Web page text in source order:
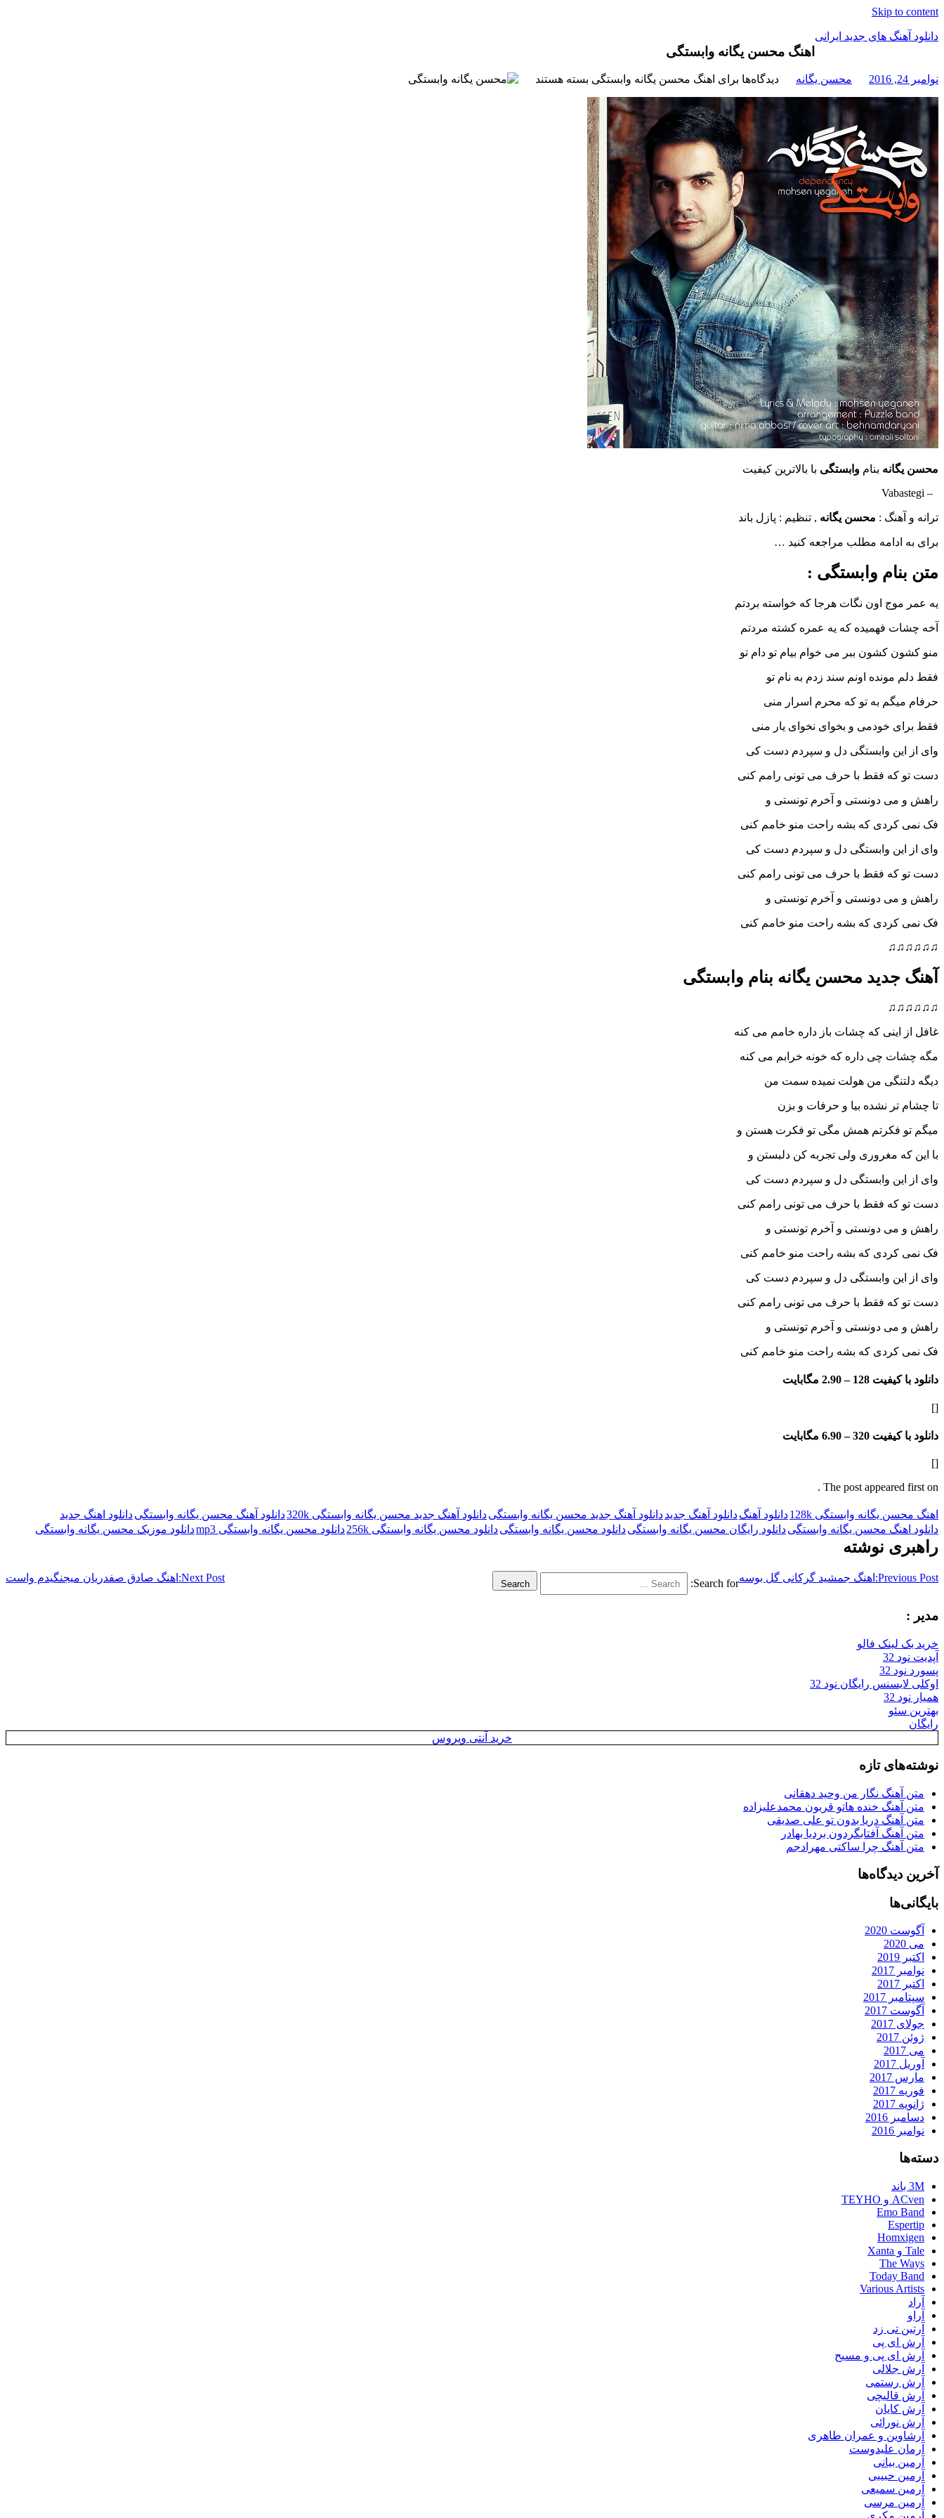
Skip to content
دانلود آهنگ های جدید ایرانی
دانلود
فول
آلبوم
موزیک
اهنگ محسن یگانه وابستگی
نوامبر 24, 2016 محسن یگانه دیدگاه‌ها برای اهنگ محسن یگانه وابستگی بسته هستند
محسن یگانه بنام وابستگی با بالاترین کیفیت
– Vabastegi
ترانه و آهنگ : محسن یگانه , تنظیم : پازل باند
برای به ادامه مطلب مراجعه کنید …
متن بنام وابستگی :
یه عمر موج اون نگات هرجا که خواسته بردتم
آخه چشات فهمیده که یه عمره کشته مردتم
منو کشون کشون ببر می خوام بیام تو دام تو
فقط دلم مونده اونم سند زدم به نام تو
حرفام میگم به تو که محرم اسرار منی
فقط برای خودمی و بخوای نخوای یار منی
وای از این وابستگی دل و سپردم دست کی
دست تو که فقط با حرف می تونی رامم کنی
راهش و می دونستی و آخرم تونستی و
فک نمی کردی که بشه راحت منو خامم کنی
وای از این وابستگی دل و سپردم دست کی
دست تو که فقط با حرف می تونی رامم کنی
راهش و می دونستی و آخرم تونستی و
فک نمی کردی که بشه راحت منو خامم کنی
♫♫♫♫♫♫
آهنگ جدید محسن یگانه بنام وابستگی
♫♫♫♫♫♫
غافل از اینی که چشات باز داره خامم می کنه
مگه چشات چی داره که خونه خرابم می کنه
دیگه دلتنگی من هولت نمیده سمت من
تا چشام تر نشده بیا و حرفات و بزن
میگم تو فکرتم همش مگی تو فکرت هستن و
با این که مغروری ولی تجربه کن دلبستن و
وای از این وابستگی دل و سپردم دست کی
دست تو که فقط با حرف می تونی رامم کنی
راهش و می دونستی و آخرم تونستی و
فک نمی کردی که بشه راحت منو خامم کنی
وای از این وابستگی دل و سپردم دست کی
دست تو که فقط با حرف می تونی رامم کنی
راهش و می دونستی و آخرم تونستی و
فک نمی کردی که بشه راحت منو خامم کنی
دانلود با کیفیت 128 – 2.90 مگابایت
[]
دانلود با کیفیت 320 – 6.90 مگابایت
[]
The post appeared first on .
اهنگ محسن یگانه وابستگی 128k دانلود آهنگدانلود آهنگ جدیددانلود آهنگ جدید محسن یگانه وابستگیدانلود آهنگ جدید محسن یگانه وابستگی 320k دانلود آهنگ محسن یگانه وابستگیدانلود اهنگ جدید
دانلود اهنگ محسن یگانه وابستگیدانلود رایگان محسن یگانه وابستگیدانلود محسن یگانه وابستگیدانلود محسن یگانه وابستگی 256k دانلود محسن یگانه وابستگی mp3 دانلود موزیک محسن یگانه وابستگی
راهبری نوشته
Previous Post: اهنگ جمشید گرکانی گل بوسه Next Post: اهنگ صادق صفدریان میجنگیدم واست Search for:
Search
مدیر :
خرید بک لینک فالو
آپدیت نود 32
پسورد نود 32
اوکلی لایسنس رایگان نود 32
همیار نود 32
بهترین سئو
رایگان
خرید آنتی ویروس
نوشته‌های تازه
متن آهنگ نگار من وحید دهقانی
متن آهنگ خنده هاتو قربون محمدعلیزاده
متن آهنگ دریا بدون تو علی صدیقی
متن آهنگ آفتابگردون بردیا بهادر
متن آهنگ چرا ساکتی مهرادجم
آخرین دیدگاه‌ها
بایگانی‌ها
آگوست 2020
می 2020
اکتبر 2019
نوامبر 2017
اکتبر 2017
سپتامبر 2017
آگوست 2017
جولای 2017
ژوئن 2017
می 2017
آوریل 2017
مارس 2017
فوریه 2017
ژانویه 2017
دسامبر 2016
نوامبر 2016
دسته‌ها
3M باند
ACven و TEYHO
Emo Band
Espertip
Homxigen
Tale و Xanta
The Ways
Today Band
Various Artists
آراد
آراو
آرتین تی زد
آرش ای پی
آرش ای پی و مسیح
آرش جلالی
آرش رستمی
آرش قالیچی
آرش کایان
آرش نورائی
آرشاوین و عمران طاهری
آرمان علیدوست
آرمین بیانی
آرمین حبیبی
آرمین سمیعی
آرمین مرسی
آرمین مکری